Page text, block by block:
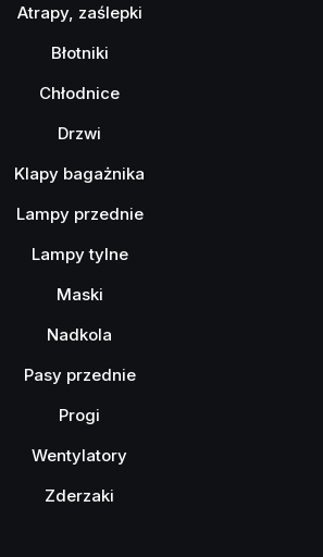
Atrapy, zaślepki
Błotniki
Chłodnice
Drzwi
Klapy bagażnika
Lampy przednie
Lampy tylne
Maski
Nadkola
Pasy przednie
Progi
Wentylatory
Zderzaki